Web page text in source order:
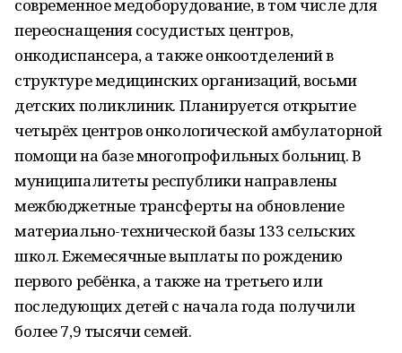
современное медоборудование, в том числе для
переоснащения сосудистых центров,
онкодиспансера, а также онкоотделений в
структуре медицинских организаций, восьми
детских поликлиник. Планируется открытие
четырёх центров онкологической амбулаторной
помощи на базе многопрофильных больниц. В
муниципалитеты республики направлены
межбюджетные трансферты на обновление
материально-технической базы 133 сельских
школ. Ежемесячные выплаты по рождению
первого ребёнка, а также на третьего или
последующих детей с начала года получили
более 7,9 тысячи семей.